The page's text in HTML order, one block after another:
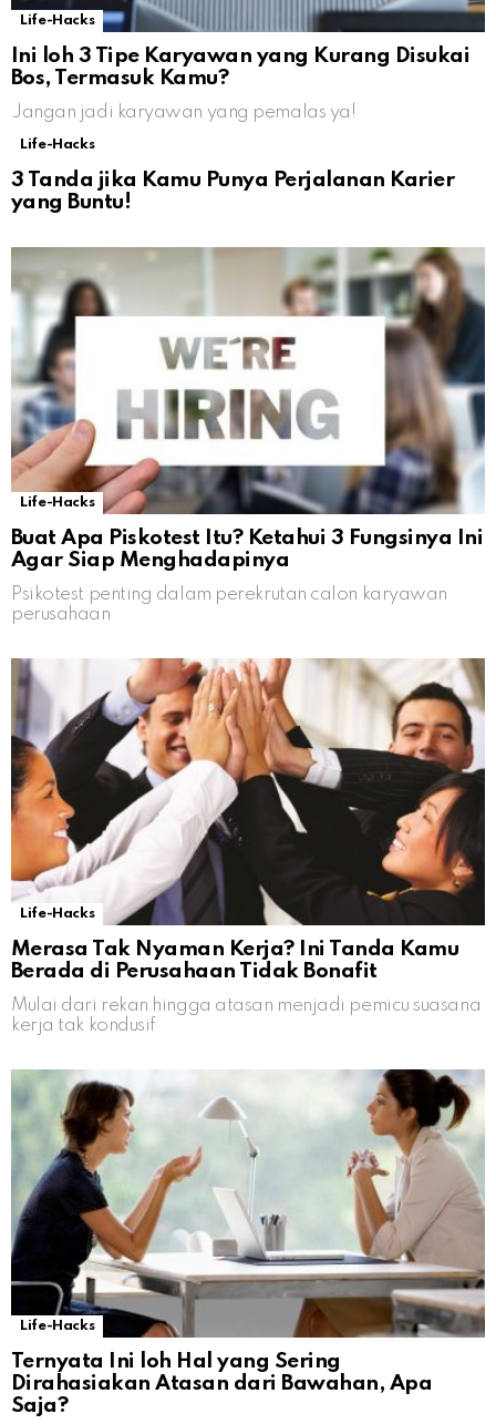
Life-Hacks
Ini loh 3 Tipe Karyawan yang Kurang Disukai
Bos, Termasuk Kamu?
Jangan jadi karyawan yang pemalas ya!
Life-Hacks
3 Tanda jika Kamu Punya Perjalanan Karier
yang Buntu!
Life-Hacks
Buat Apa Piskotest Itu? Ketahui 3 Fungsinya Ini
Agar Siap Menghadapinya
Psikotest penting dalam perekrutan calon karyawan
perusahaan
Life-Hacks
Merasa Tak Nyaman Kerja? Ini Tanda Kamu
Berada di Perusahaan Tidak Bonafit
Mulai dari rekan hingga atasan menjadi pemicu suasana
kerja tak kondusif
Life-Hacks
Ternyata Ini loh Hal yang Sering
Dirahasiakan Atasan dari Bawahan, Apa
Saja?